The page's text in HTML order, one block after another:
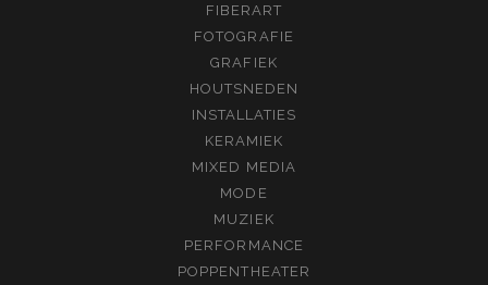
FIBERART
FOTOGRAFIE
GRAFIEK
HOUTSNEDEN
INSTALLATIES
KERAMIEK
MIXED MEDIA
MODE
MUZIEK
PERFORMANCE
POPPENTHEATER